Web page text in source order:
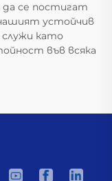
да се постигат
устойчив
служи като
във всяка